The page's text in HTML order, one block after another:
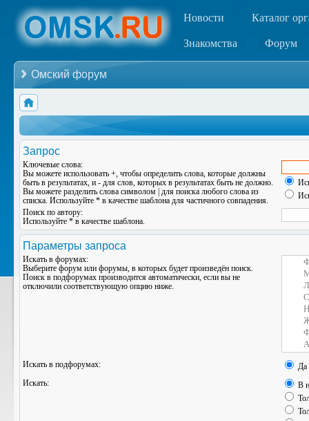
Новости Каталог
Знакомства Форум
Омский форум
Запрос
Ключевые слова:
Вы можете использовать +, чтобы определить слова, которые должны
быть в результатах, и - для слов, которых в результатах быть не должно.
Вы можете разделить слова символом для поиска любого слова из
списка. Используйте * в качестве шаблона для частичного совпадения.
Поиск по автору:
Используйте * в качестве шаблона.
Параметры запроса
Искать в форумах:
Выберите форум или форумы, в которых будет произведён поиск.
Поиск в подфорумах производится автоматически, если вы не
отключили соответствующую опцию ниже.
Искать в подфорумах:
Да
Искать:
В